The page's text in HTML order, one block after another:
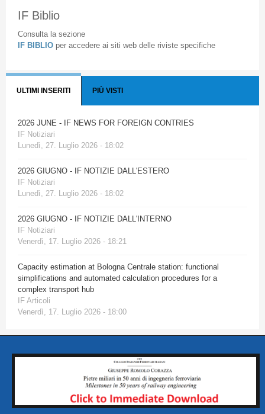
IF Biblio
Consulta la sezione
IF BIBLIO per accedere ai siti web delle riviste specifiche
ULTIMI INSERITI PIÙ VISTI
2026 JUNE - IF NEWS FOR FOREIGN CONTRIES
IF Notiziari
Lunedì, 27. Luglio 2026 - 18:02
2026 GIUGNO - IF NOTIZIE DALL'ESTERO
IF Notiziari
Lunedì, 27. Luglio 2026 - 18:02
2026 GIUGNO - IF NOTIZIE DALL'INTERNO
IF Notiziari
Venerdì, 17. Luglio 2026 - 18:21
Capacity estimation at Bologna Centrale station: functional
simplifications and automated calculation procedures for a
complex transport hub
IF Articoli
Venerdì, 17. Luglio 2026 - 18:00